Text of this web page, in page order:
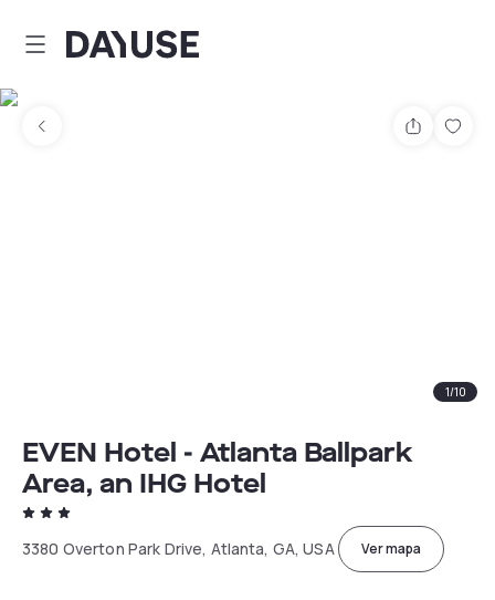
Dayuse
1/10
EVEN Hotel - Atlanta Ballpark
Area, an IHG Hotel
3380 Overton Park Drive, Atlanta, GA, USA Ver mapa